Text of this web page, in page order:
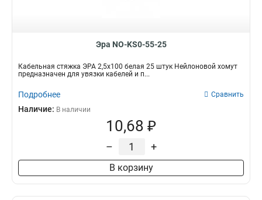
Эра NO-KS0-55-25
Кабельная стяжка ЭРА 2,5х100 белая 25 штук Нейлоновой хомут
предназначен для увязки кабелей и п...
Подробнее Сравнить
Наличие: В наличии
10,68 ₽
– +
В корзину